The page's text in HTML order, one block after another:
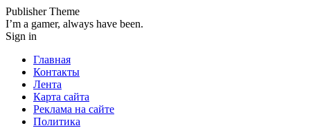
Publisher Theme
I’m a gamer, always have been.
Sign in
Главная
Контакты
Лента
Карта сайта
Реклама на сайте
Политика